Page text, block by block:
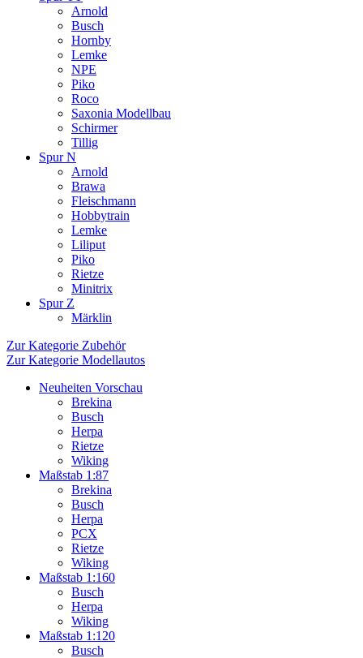
Arnold
Busch
Hornby
Lemke
NPE
Piko
Roco
Saxonia Modellbau
Schirmer
Tillig
Spur N
Arnold
Brawa
Fleischmann
Hobbytrain
Lemke
Liliput
Piko
Rietze
Minitrix
Spur Z
Märklin
Zur Kategorie Zubehör
Zur Kategorie Modellautos
Neuheiten Vorschau
Brekina
Busch
Herpa
Rietze
Wiking
Maßstab 1:87
Brekina
Busch
Herpa
PCX
Rietze
Wiking
Maßstab 1:160
Busch
Herpa
Wiking
Maßstab 1:120
Busch